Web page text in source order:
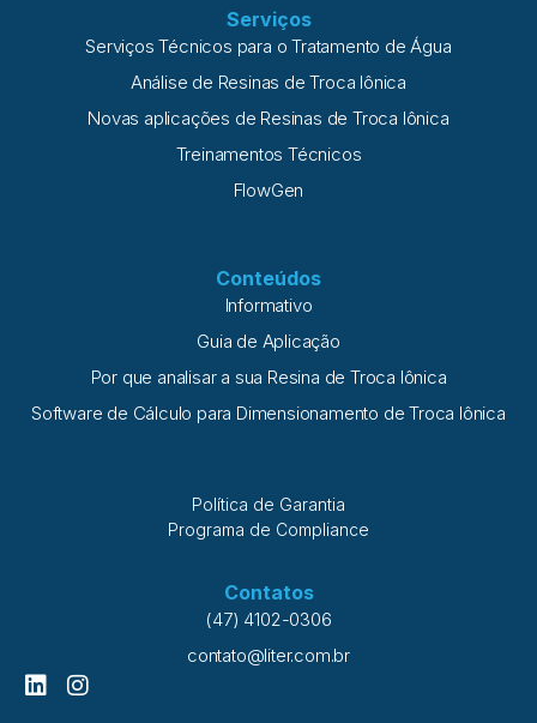
Serviços
Serviços Técnicos para o Tratamento de Água
Análise de Resinas de Troca Iônica
Novas aplicações de Resinas de Troca Iônica
Treinamentos Técnicos
FlowGen
Conteúdos
Informativo
Guia de Aplicação
Por que analisar a sua Resina de Troca Iônica
Software de Cálculo para Dimensionamento de Troca Iônica
Política de Garantia
Programa de Compliance
Contatos
(47) 4102-0306
contato@liter.com.br